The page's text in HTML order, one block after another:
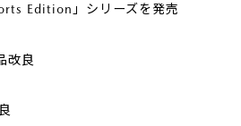
Edition」シリーズを発売
改良